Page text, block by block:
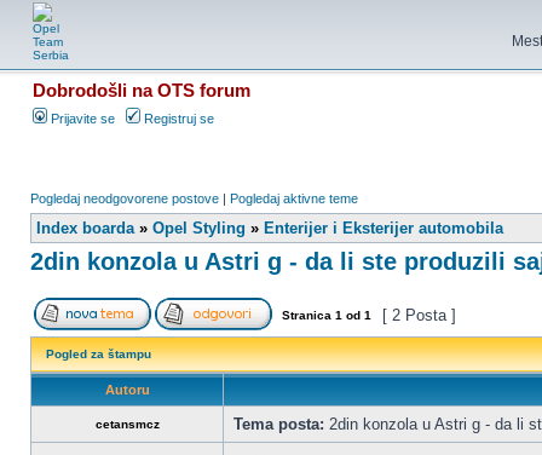
Dobrodošli na OTS forum
Prijavite se Registruj se
Pogledaj neodgovorene postove | Pogledaj aktivne teme
Index boarda» Opel Styling » Enterijer i Eksterijer automobila
2din konzola u Astri g - da li ste produzili
Stranica 1 od 1 [ 2 Posta ]
Pogled za štampu
Autoru
cetansmcz Tema posta: 2din konzola u Astri g - da li